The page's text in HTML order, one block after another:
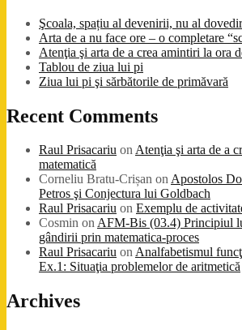
Şcoala, spațiu al devenirii, nu al
Arta de a nu face ore – o completare
Atenţia şi arta de a crea amintiri la ora
Tablou de ziua lui pi
Ziua lui pi şi sărbătorile de primăvară
Recent Comments
Raul Prisacariu onAtenţia şi arta de a
matematică
Corneliu Bratu-Crișan onApostolos
Petros şi Conjectura lui Goldbach
Raul Prisacariu on Exemplu de
Cosmin onAFM-Bis (03.4) Principiul
gândirii prin matematica-proces
Raul Prisacariu onAnalfabetismul
Ex.1: Situaţia problemelor de aritmetică
Archives